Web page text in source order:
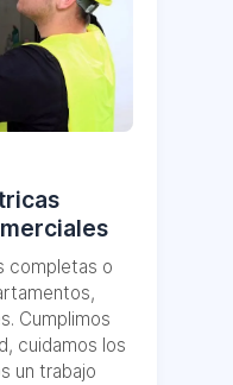
completas o
Cumplimos
cuidamos los
un trabajo